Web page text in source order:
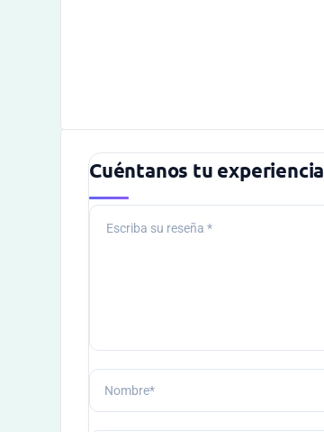
Cuéntanos tu experiencia